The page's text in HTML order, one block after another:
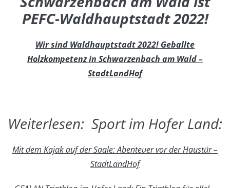
PEFC-Waldhauptstadt 2022!
Wir sind Waldhauptstadt 2022! Geballte
Holzkompetenz in Schwarzenbach am Wald –
StadtLandHof
Weiterlesen: Sport im Hofer Land:
Mit dem Kajak auf der Saale: Abenteuer vor der Haustür –
StadtLandHof